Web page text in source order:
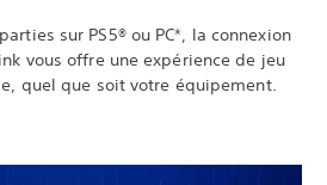
sur PS5® ou PC*, la connexion
vous offre une expérience de jeu
quel que soit votre équipement.